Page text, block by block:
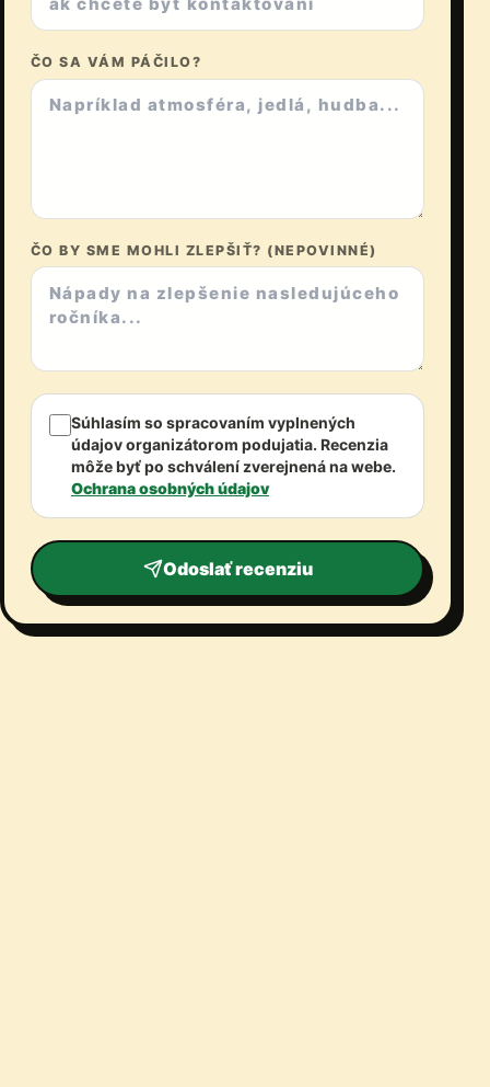
ČO SA VÁM PÁČILO?
ČO BY SME MOHLI ZLEPŠIŤ? (NEPOVINNÉ)
Súhlasím so spracovaním vyplnených
údajov organizátorom podujatia. Recenzia
môže byť po schválení zverejnená na webe.
Ochrana osobných údajov
Odoslať recenziu